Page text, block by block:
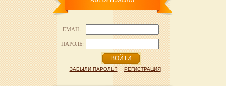
EMAIL:
ПАРОЛЬ:
ВОЙТИ
ЗАБЫЛИ ПАРОЛЬ? РЕГИСТРАЦИЯ